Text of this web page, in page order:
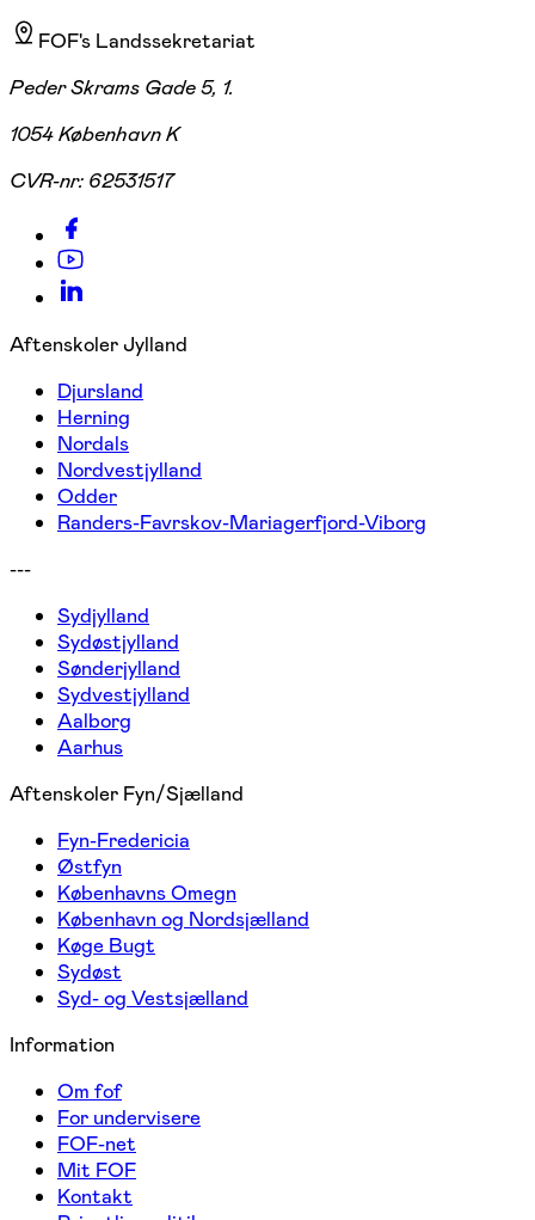
FOF's Landssekretariat
Peder Skrams Gade 5, 1.
1054 København K
CVR-nr: 62531517
Aftenskoler Jylland
Djursland
Herning
Nordals
Nordvestjylland
Odder
Randers-Favrskov-Mariagerfjord-Viborg
---
Sydjylland
Sydøstjylland
Sønderjylland
Sydvestjylland
Aalborg
Aarhus
Aftenskoler Fyn/Sjælland
Fyn-Fredericia
Østfyn
Københavns Omegn
København og Nordsjælland
Køge Bugt
Sydøst
Syd- og Vestsjælland
Information
Om fof
For undervisere
FOF-net
Mit FOF
Kontakt